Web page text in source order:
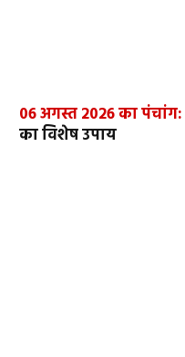
06 अगस्त 2026 का पंचांग:
का विशेष उपाय